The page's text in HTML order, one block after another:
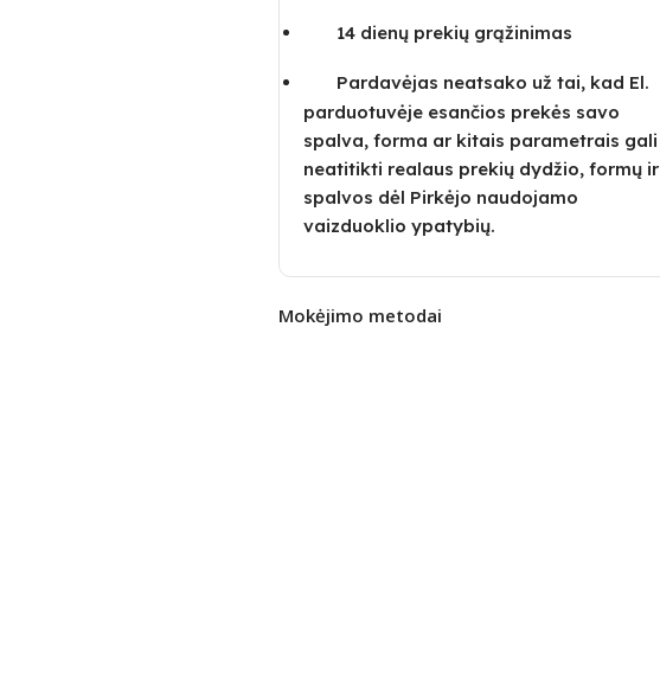
14 dienų prekių grąžinimas
Pardavėjas neatsako už tai, kad El.
parduotuvėje esančios prekės savo
spalva, forma ar kitais parametrais gali
neatitikti realaus prekių dydžio, formų ir
spalvos dėl Pirkėjo naudojamo
vaizduoklio ypatybių.
Mokėjimo metodai